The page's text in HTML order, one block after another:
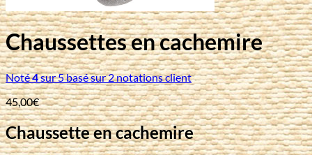
Chaussettes en cachemire
Noté4sur 5 basé sur2notations client
45,00€
Chaussette en cachemire